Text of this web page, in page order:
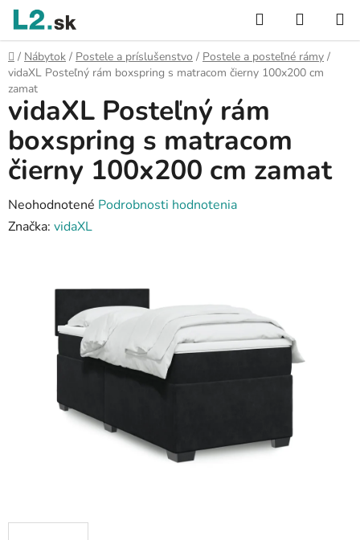
Prejsť
obsah
Hľadať
KOŠÍK
Domov
/ Nábytok / Postele a príslušenstvo / Postele a posteľné rámy /
vidaXL Posteľný rám boxspring s matracom čierny 100x200 cm
zamat
vidaXL Posteľný rám
boxspring s matracom
čierny 100x200 cm zamat
Priemerné
hodnotenie
hviezdičiek.
Neohodnotené Podrobnosti hodnotenia
Značka: vidaXL